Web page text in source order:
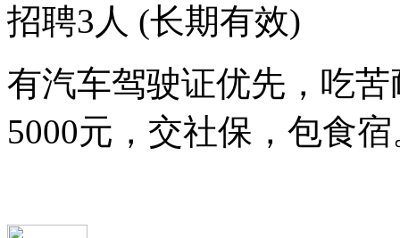
招聘3人 (长期有效)
有汽车驾驶证优先，吃
5000元，交社保，包食